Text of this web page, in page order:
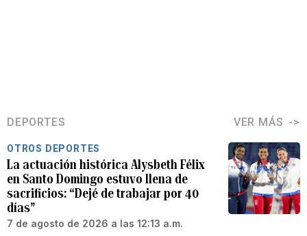
DEPORTES VER MÁS
OTROS DEPORTES
La actuación histórica Alysbeth Félix
en Santo Domingo estuvo llena de
sacrificios: “Dejé de trabajar por 40
días”
7 de agosto de 2026 a las 12:13 a.m.